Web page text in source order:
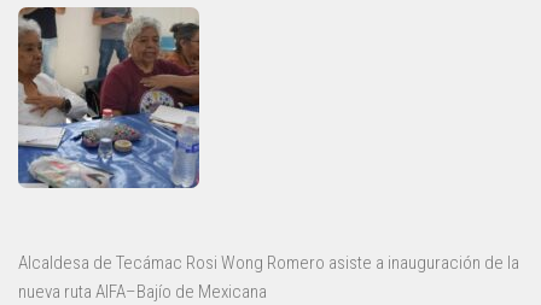
Alcaldesa de Tecámac Rosi Wong Romero asiste a inauguración de la
nueva ruta AIFA–Bajío de Mexicana